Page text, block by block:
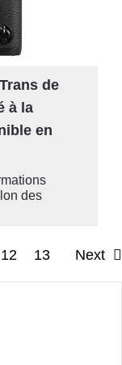
de
à la
en
des
12 13 Next